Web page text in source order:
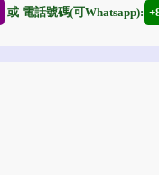
或 電話號碼(可Whatsapp):